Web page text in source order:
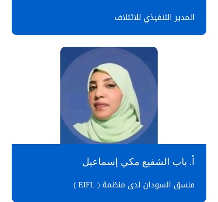
المدير التنفيذي للائتلاف
أ. باب الشفيع مكي إسماعيل
منسق السودان لدى منظمة ( EIFL )